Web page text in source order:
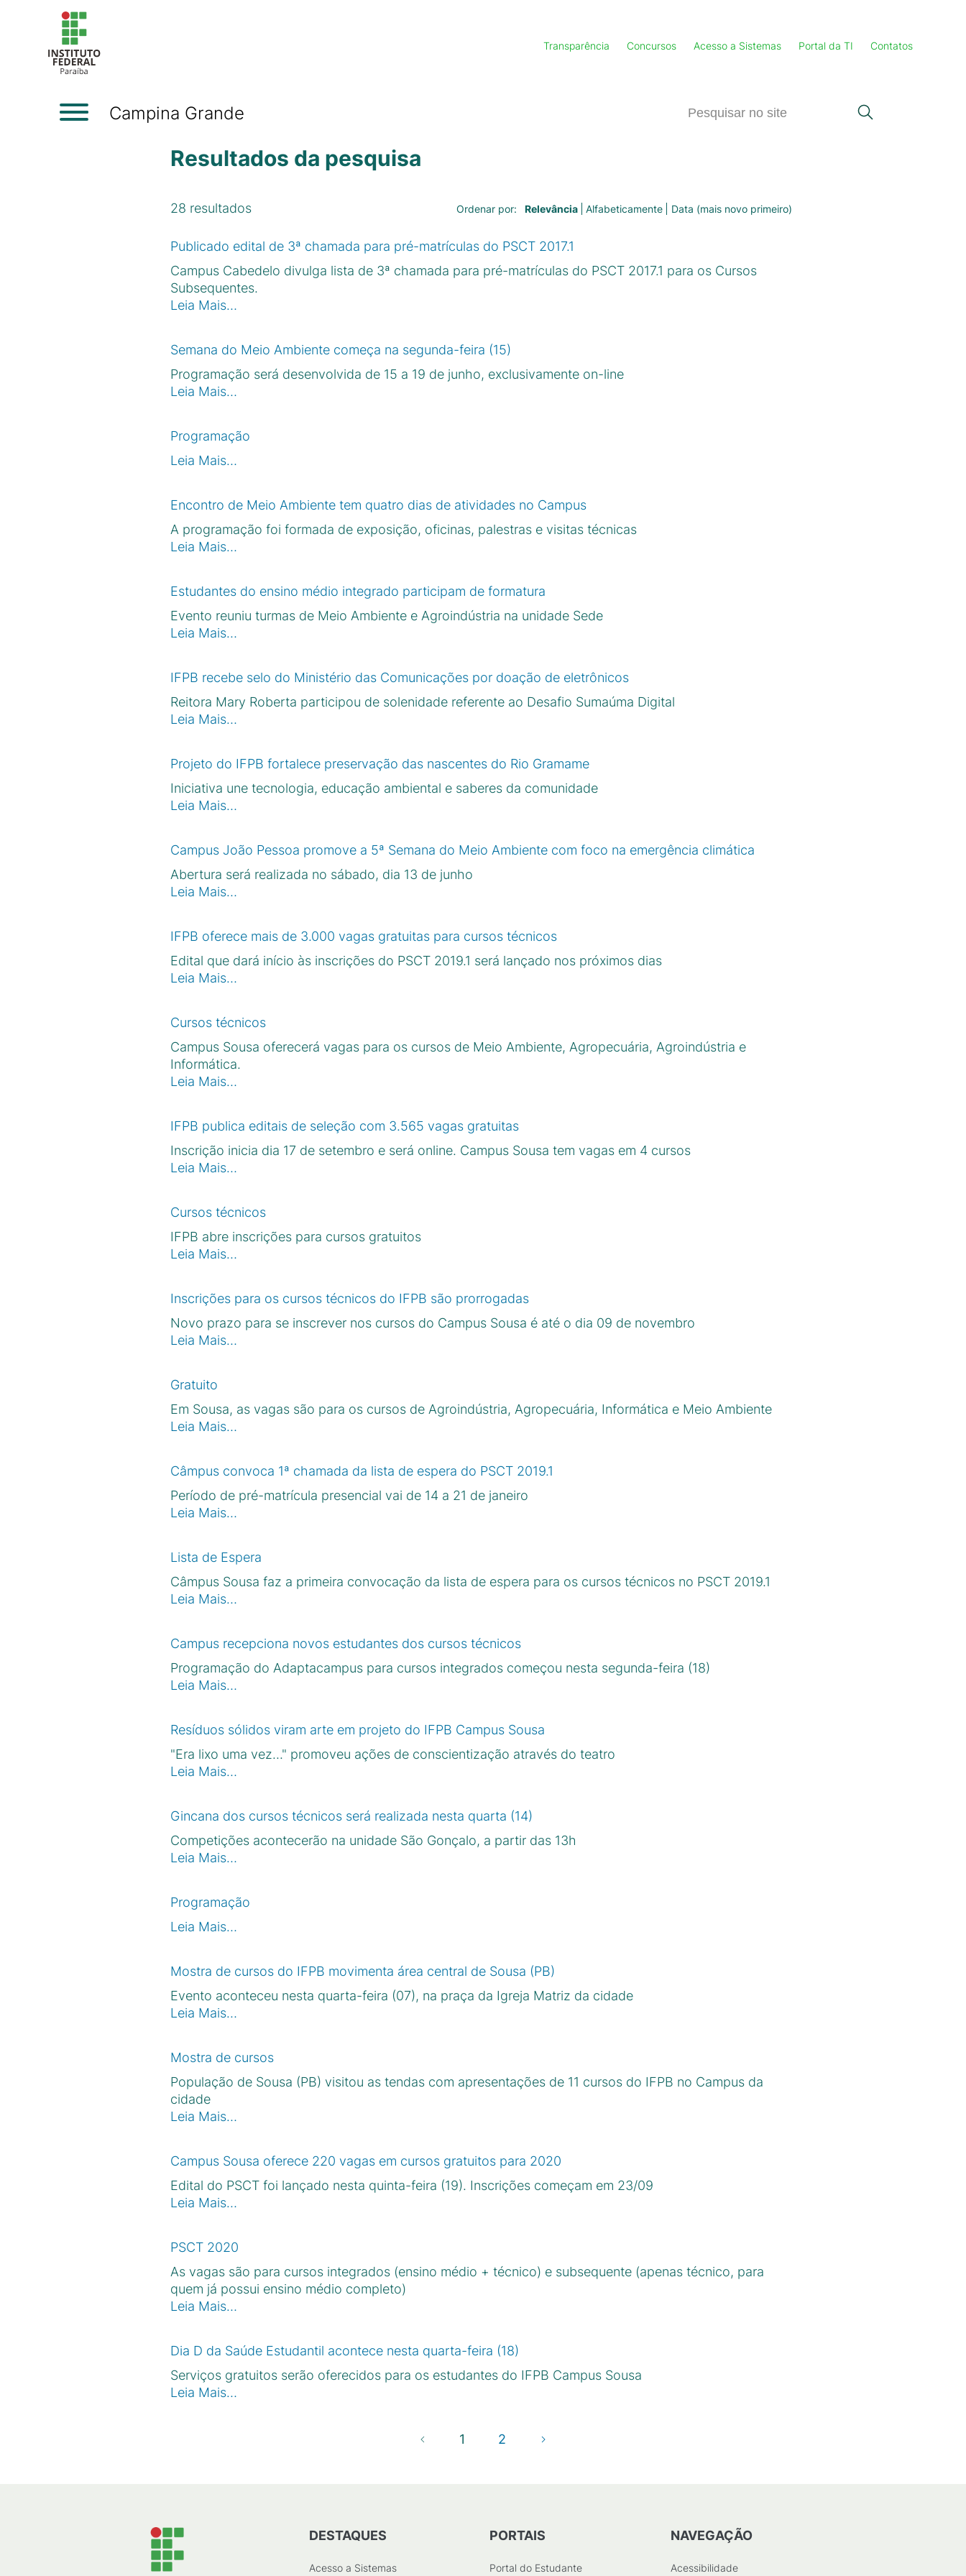
Transparência Concursos Acesso a Sistemas Portal da TI Contatos
Campina Grande
Resultados da pesquisa
28 resultados Ordenar por: Relevância Alfabeticamente Data (mais novo primeiro)
Publicado edital de 3ª chamada para pré-matrículas do PSCT 2017.1
Campus Cabedelo divulga lista de 3ª chamada para pré-matrículas do PSCT 2017.1 para os Cursos
Subsequentes.
Leia Mais…
Semana do Meio Ambiente começa na segunda-feira (15)
Programação será desenvolvida de 15 a 19 de junho, exclusivamente on-line
Leia Mais…
Programação
Leia Mais…
Encontro de Meio Ambiente tem quatro dias de atividades no Campus
A programação foi formada de exposição, oficinas, palestras e visitas técnicas
Leia Mais…
Estudantes do ensino médio integrado participam de formatura
Evento reuniu turmas de Meio Ambiente e Agroindústria na unidade Sede
Leia Mais…
IFPB recebe selo do Ministério das Comunicações por doação de eletrônicos
Reitora Mary Roberta participou de solenidade referente ao Desafio Sumaúma Digital
Leia Mais…
Projeto do IFPB fortalece preservação das nascentes do Rio Gramame
Iniciativa une tecnologia, educação ambiental e saberes da comunidade
Leia Mais…
Campus João Pessoa promove a 5ª Semana do Meio Ambiente com foco na emergência climática
Abertura será realizada no sábado, dia 13 de junho
Leia Mais…
IFPB oferece mais de 3.000 vagas gratuitas para cursos técnicos
Edital que dará início às inscrições do PSCT 2019.1 será lançado nos próximos dias
Leia Mais…
Cursos técnicos
Campus Sousa oferecerá vagas para os cursos de Meio Ambiente, Agropecuária, Agroindústria e
Informática.
Leia Mais…
IFPB publica editais de seleção com 3.565 vagas gratuitas
Inscrição inicia dia 17 de setembro e será online. Campus Sousa tem vagas em 4 cursos
Leia Mais…
Cursos técnicos
IFPB abre inscrições para cursos gratuitos
Leia Mais…
Inscrições para os cursos técnicos do IFPB são prorrogadas
Novo prazo para se inscrever nos cursos do Campus Sousa é até o dia 09 de novembro
Leia Mais…
Gratuito
Em Sousa, as vagas são para os cursos de Agroindústria, Agropecuária, Informática e Meio Ambiente
Leia Mais…
Câmpus convoca 1ª chamada da lista de espera do PSCT 2019.1
Período de pré-matrícula presencial vai de 14 a 21 de janeiro
Leia Mais…
Lista de Espera
Câmpus Sousa faz a primeira convocação da lista de espera para os cursos técnicos no PSCT 2019.1
Leia Mais…
Campus recepciona novos estudantes dos cursos técnicos
Programação do Adaptacampus para cursos integrados começou nesta segunda-feira (18)
Leia Mais…
Resíduos sólidos viram arte em projeto do IFPB Campus Sousa
"Era lixo uma vez..." promoveu ações de conscientização através do teatro
Leia Mais…
Gincana dos cursos técnicos será realizada nesta quarta (14)
Competições acontecerão na unidade São Gonçalo, a partir das 13h
Leia Mais…
Programação
Leia Mais…
Mostra de cursos do IFPB movimenta área central de Sousa (PB)
Evento aconteceu nesta quarta-feira (07), na praça da Igreja Matriz da cidade
Leia Mais…
Mostra de cursos
População de Sousa (PB) visitou as tendas com apresentações de 11 cursos do IFPB no Campus da
cidade
Leia Mais…
Campus Sousa oferece 220 vagas em cursos gratuitos para 2020
Edital do PSCT foi lançado nesta quinta-feira (19). Inscrições começam em 23/09
Leia Mais…
PSCT 2020
As vagas são para cursos integrados (ensino médio + técnico) e subsequente (apenas técnico, para
quem já possui ensino médio completo)
Leia Mais…
Dia D da Saúde Estudantil acontece nesta quarta-feira (18)
Serviços gratuitos serão oferecidos para os estudantes do IFPB Campus Sousa
Leia Mais…
1 2
DESTAQUES
Acesso a Sistemas
PORTAIS
Portal do Estudante
NAVEGAÇÃO
Acessibilidade